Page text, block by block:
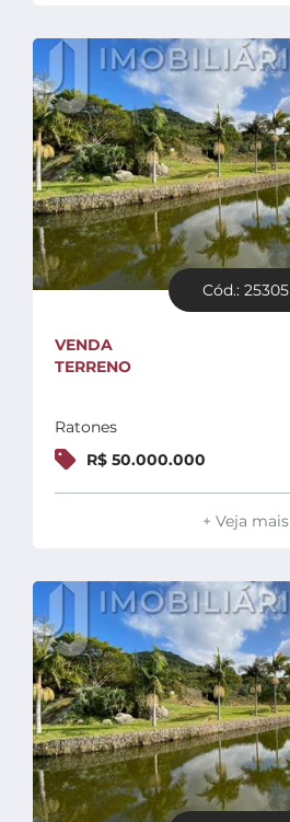
Cód.: 25305
VENDA
TERRENO
Ratones
R$ 50.000.000
+ Veja mais